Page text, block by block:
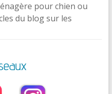
pour chien ou
du blog sur les